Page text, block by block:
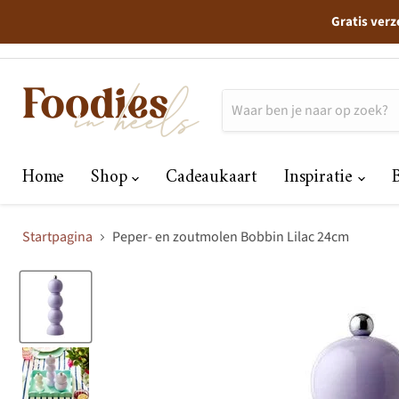
Gratis
Home Shop Cadeaukaart Inspiratie
Startpagina Peper- en zoutmolen Bobbin Lilac 24cm